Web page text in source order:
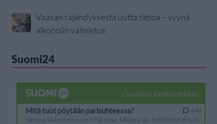
Vaasan räjähdyksestä uutta tietoa – syynä
alkoholin valmistus
Suomi24